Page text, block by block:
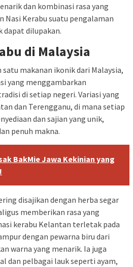
dan kombinasi rasa yang
Nasi Kerabu suatu pengalaman
dapat dilupakan.
di Malaysia
satu makanan ikonik dari Malaysia,
yang menggambarkan
di setiap negeri. Variasi yang
dan Terengganu, di mana setiap
dan sajian yang unik,
penuh makna.
BakMie Jawa Kekinian yang
disajikan dengan herba segar
memberikan rasa yang
kerabu Kelantan terletak pada
dengan pewarna biru dari
warna yang menarik. Ia juga
dan pelbagai lauk seperti ayam,